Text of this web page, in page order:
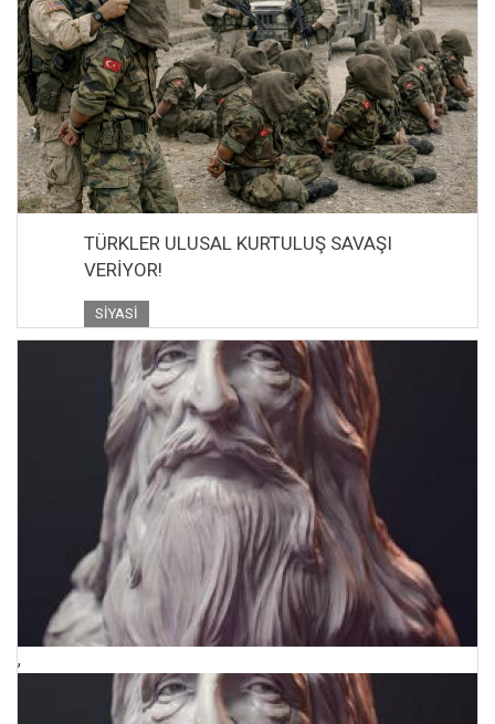
TÜRKLER ULUSAL KURTULUŞ SAVAŞI
VERİYOR!
SIYASI
,